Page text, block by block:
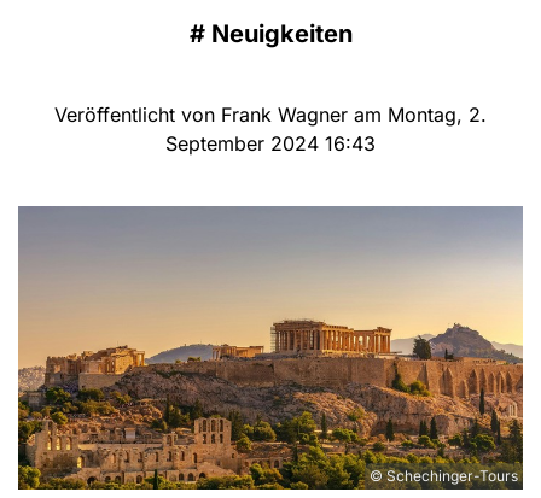
# Neuigkeiten
Veröffentlicht von Frank Wagner am Montag, 2.
September 2024 16:43
© Schechinger-Tours